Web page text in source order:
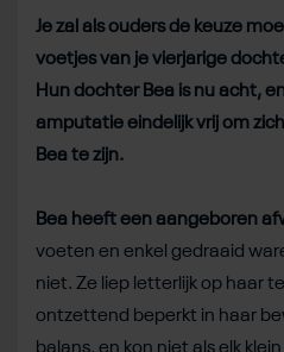
Je zal als ouders de keuze
voetjes van je vierjarige
Hun dochter Bea is nu acht,
amputatie eindelijk vrij om
Bea te zijn.
Bea heeft een aangeboren
voeten en enkel gedraaid
niet. Ze liep letterlijk op haar
ontzettend beperkt in haar